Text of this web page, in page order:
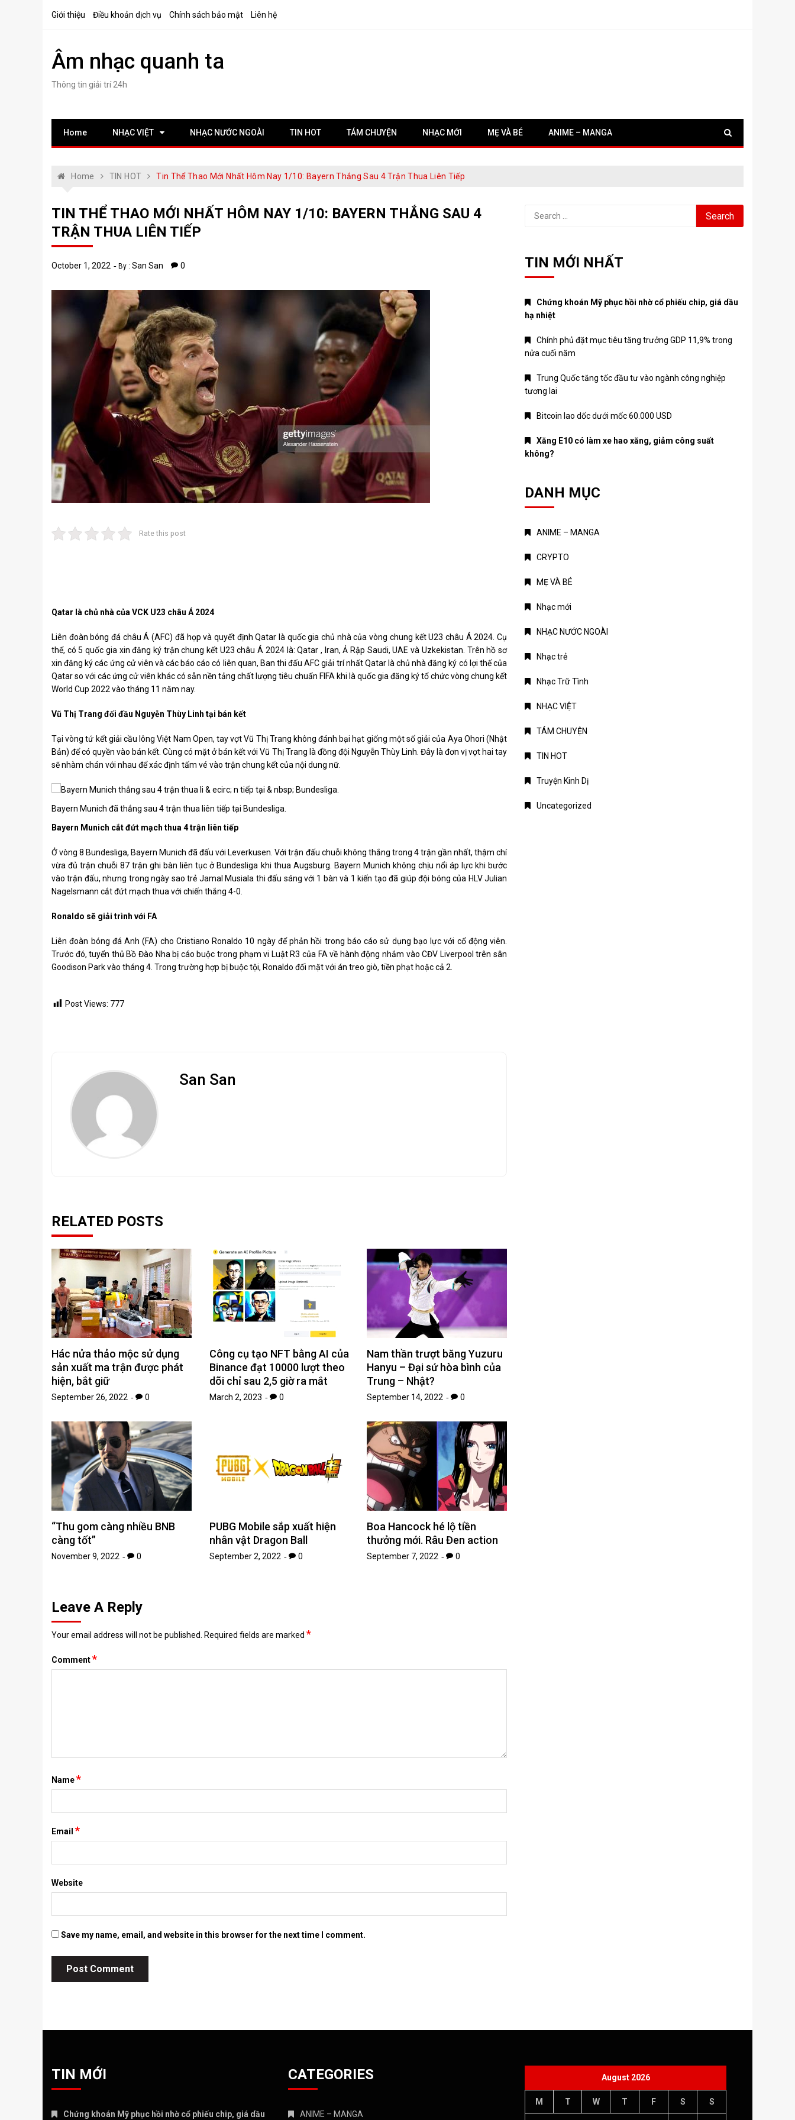
Giới thiệu Điều khoản dịch vụ Chính sách bảo mật Liên hệ
Âm nhạc quanh ta
Thông tin giải trí 24h
Home NHẠC VIỆT NHẠC NƯỚC NGOÀI TIN HOT TÁM CHUYỆN NHẠC MỚI MẸ VÀ BÉ ANIME – MANGA
Home TIN HOT Tin Thể Thao Mới Nhất Hôm Nay 1/10: Bayern Thắng Sau 4 Trận Thua Liên Tiếp
TIN THỂ THAO MỚI NHẤT HÔM NAY 1/10: BAYERN THẮNG SAU 4
TRẬN THUA LIÊN TIẾP
October 1, 2022 By : San San 0
Rate this post
Qatar là chủ nhà của VCK U23 châu Á 2024
Liên đoàn bóng đá châu Á (AFC) đã họp và quyết định Qatar là quốc gia chủ nhà của vòng chung kết U23 châu Á 2024. Cụ
thể, có 5 quốc gia xin đăng ký trận chung kết U23 châu Á 2024 là: Qatar , Iran, Ả Rập Saudi, UAE và Uzkekistan. Trên hồ sơ
xin đăng ký các ứng cử viên và các báo cáo có liên quan, Ban thi đấu AFC giải trí nhất Qatar là chủ nhà đăng ký có lợi thế của
Qatar so với các ứng cử viên khác có sẵn nền tảng chất lượng tiêu chuẩn FIFA khi là quốc gia đăng ký tổ chức vòng chung kết
World Cup 2022 vào tháng 11 năm nay.
Vũ Thị Trang đối đầu Nguyễn Thùy Linh tại bán kết
Tại vòng tứ kết giải cầu lông Việt Nam Open, tay vợt Vũ Thị Trang không đánh bại hạt giống một số giải của Aya Ohori (Nhật
Bản) để có quyền vào bán kết. Cùng có mặt ở bán kết với Vũ Thị Trang là đồng đội Nguyễn Thùy Linh. Đây là đơn vị vợt hai tay
sẽ nhàm chán với nhau để xác định tấm vé vào trận chung kết của nội dung nữ.
Bayern Munich đã thắng sau 4 trận thua liên tiếp tại Bundesliga.
Bayern Munich cắt đứt mạch thua 4 trận liên tiếp
Ở vòng 8 Bundesliga, Bayern Munich đã đấu với Leverkusen. Với trận đấu chuỗi không thắng trong 4 trận gần nhất, thậm chí
vừa đủ trận chuỗi 87 trận ghi bàn liên tục ở Bundesliga khi thua Augsburg. Bayern Munich không chịu nổi áp lực khi bước
vào trận đấu, nhưng trong ngày sao trẻ Jamal Musiala thi đấu sáng với 1 bàn và 1 kiến ​​tạo đã giúp đội bóng của HLV Julian
Nagelsmann cắt đứt mạch thua với chiến thắng 4-0.
Ronaldo sẽ giải trình với FA
Liên đoàn bóng đá Anh (FA) cho Cristiano Ronaldo 10 ngày để phản hồi trong báo cáo sử dụng bạo lực với cổ động viên.
Trước đó, tuyển thủ Bồ Đào Nha bị cáo buộc trong phạm vi Luật R3 của FA về hành động nhắm vào CĐV Liverpool trên sân
Goodison Park vào tháng 4. Trong trường hợp bị buộc tội, Ronaldo đối mặt với án treo giò, tiền phạt hoặc cả 2.
Post Views: 777
San San
RELATED POSTS
Hác nửa thảo mộc sử dụng
sản xuất ma trận được phát
hiện, bắt giữ
September 26, 2022 0
Công cụ tạo NFT bằng AI của
Binance đạt 10000 lượt theo
dõi chỉ sau 2,5 giờ ra mắt
March 2, 2023 0
Nam thần trượt băng Yuzuru
Hanyu – Đại sứ hòa bình của
Trung – Nhật?
September 14, 2022 0
“Thu gom càng nhiều BNB
càng tốt”
November 9, 2022 0
PUBG Mobile sắp xuất hiện
nhân vật Dragon Ball
September 2, 2022 0
Boa Hancock hé lộ tiền
thưởng mới. Râu Đen action
September 7, 2022 0
Leave A Reply
Your email address will not be published. Required fields are marked *
Comment*
Name*
Email *
Website
Save my name, email, and website in this browser for the next time I comment.
Search
TIN MỚI NHẤT
Chứng khoán Mỹ phục hồi nhờ cổ phiếu chip, giá dầu
hạ nhiệt
Chính phủ đặt mục tiêu tăng trưởng GDP 11,9% trong
nửa cuối năm
Trung Quốc tăng tốc đầu tư vào ngành công nghiệp
tương lai
Bitcoin lao dốc dưới mốc 60.000 USD
Xăng E10 có làm xe hao xăng, giảm công suất
không?
DANH MỤC
ANIME – MANGA
CRYPTO
MẸ VÀ BÉ
Nhạc mới
NHẠC NƯỚC NGOÀI
Nhạc trẻ
Nhạc Trữ Tình
NHẠC VIỆT
TÁM CHUYỆN
TIN HOT
Truyện Kinh Dị
Uncategorized
TIN MỚI
Chứng khoán Mỹ phục hồi nhờ cổ phiếu chip, giá dầu
CATEGORIES
ANIME – MANGA
August 2026
M T W T F S S